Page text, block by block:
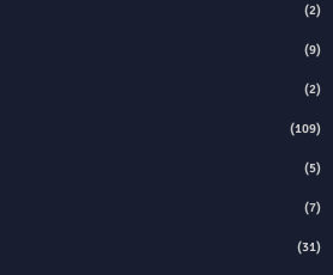
(2)
(9)
(2)
(109)
(5)
(7)
(31)